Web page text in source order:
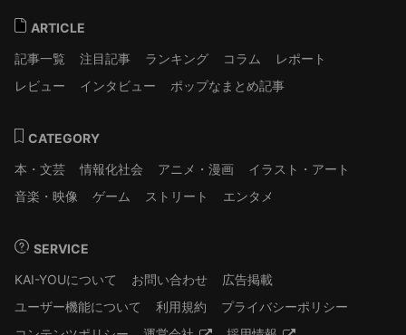
ARTICLE
記事一覧
注目記事 ランキング コラム
レポート
レビュー
インタビュー ポップなまとめ記事
CATEGORY
本・文芸
情報化社会 アニメ・漫画
イラスト・アート
音楽・映像
ゲーム ストリート エンタメ
SERVICE
KAI-YOUについて
お問い合わせ
広告掲載
ユーザー機能について
利用規約
プライバシーポリシー